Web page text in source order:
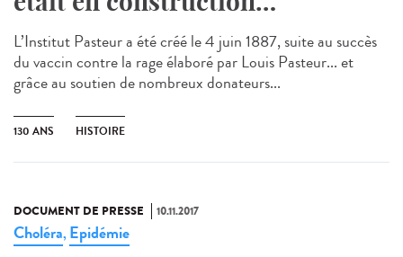
L’Institut Pasteur a été créé le 4 juin 1887, suite au succès
du vaccin contre la rage élaboré par Louis Pasteur... et
grâce au soutien de nombreux donateurs...
130 ANS HISTOIRE
DOCUMENT DE PRESSE 10.11.2017
Choléra, Epidémie